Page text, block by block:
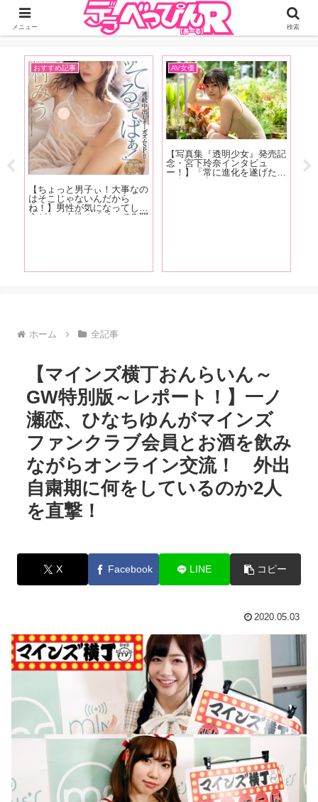
ジーオーティーが運営するちょっとHなニュースサイ。サイト内のリンクには
DMMアフィリエイトが含まれているものがあります
真集『透明少女』発売記
宮下玲奈インタビュ
】「常に進化を遂げたい
アに進出したいです。 あ
名前は「れいな」じゃな
れな」です、よろしくお
アダルトビデオ
【写真集『Muse』発売記
念！白峰ミウ特集】ハイレベ
ルなフェラで男を虜にする世
話焼き痴女！謎に包まれた白
峰ミウの魅力をAV廃人・く
ろがねが徹底分析！【前編】
おすすめ記事
【ちょっと
てセックス
の〜？】今
の人下手そ
ホーム 全記事
【マインズ横丁おんらいん～
GW特別版～レポート！】一ノ
瀬恋、ひなちゆんがマインズ
ファンクラブ会員とお酒を飲み
ながらオンライン交流！ 外出
自粛期に何をしているのか2人
を直撃！
X Facebook LINE コピー
2020.05.03
メニュー 検索